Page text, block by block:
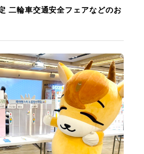
二輪車交通安全フェアなどのお